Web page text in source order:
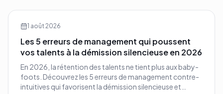
1 août 2026
Les 5 erreurs de management qui poussent
vos talents à la démission silencieuse en 2026
En 2026, la rétention des talents ne tient plus aux baby-
foots. Découvrez les 5 erreurs de management contre-
intuitives qui favorisent la démission silencieuse et